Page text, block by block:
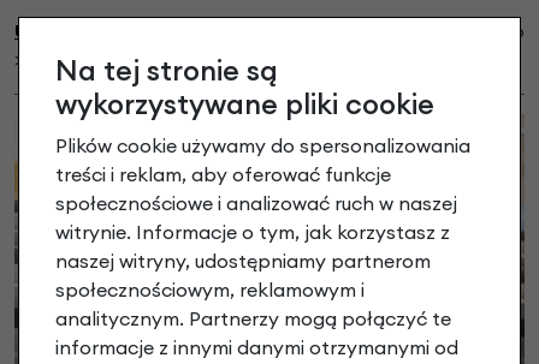
Uchwyt do mostków A-Head
dostępny do kupienia osobno
>>
TUTAJNa tej stronie są
wykorzystywane pliki cookie
Plików cookie używamy do spersonalizowania
treści i reklam, aby oferować funkcje
społecznościowe i analizować ruch w naszej
witrynie. Informacje o tym, jak korzystasz z
naszej witryny, udostępniamy partnerom
społecznościowym, reklamowym i
analitycznym. Partnerzy mogą połączyć te
informacje z innymi danymi otrzymanymi od